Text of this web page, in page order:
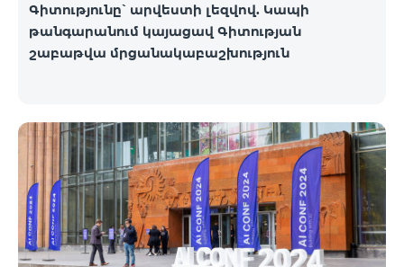
Գիտությունը՝ արվեստի լեզվով. Կապի
թանգարանում կայացավ Գիտության
շաբաթվա մրցանակաբաշխություն